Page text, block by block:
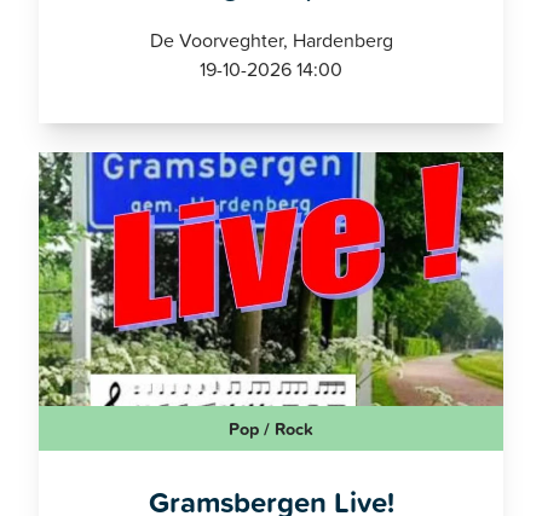
De Voorveghter, Hardenberg
19-10-2026 14:00
Pop / Rock
Gramsbergen Live!